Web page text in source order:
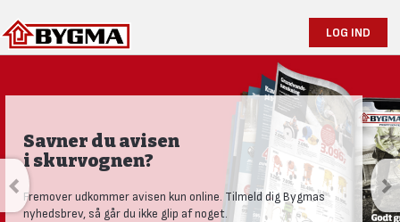
LOG IND
Savner du avisen
i skurvognen?
Fremover udkommer avisen kun online. Tilmeld dig Bygmas
nyhedsbrev, så går du ikke glip af noget.